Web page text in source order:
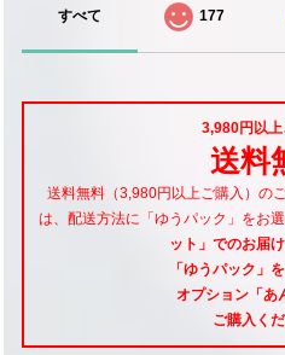
すべて 177
3,980円以上
送料
送料無料（3,980円以上ご購入）の
は、配送方法に「ゆうパック」をお
ット」でのお届
「ゆうパック」
オプション「あ
ご購入くだ